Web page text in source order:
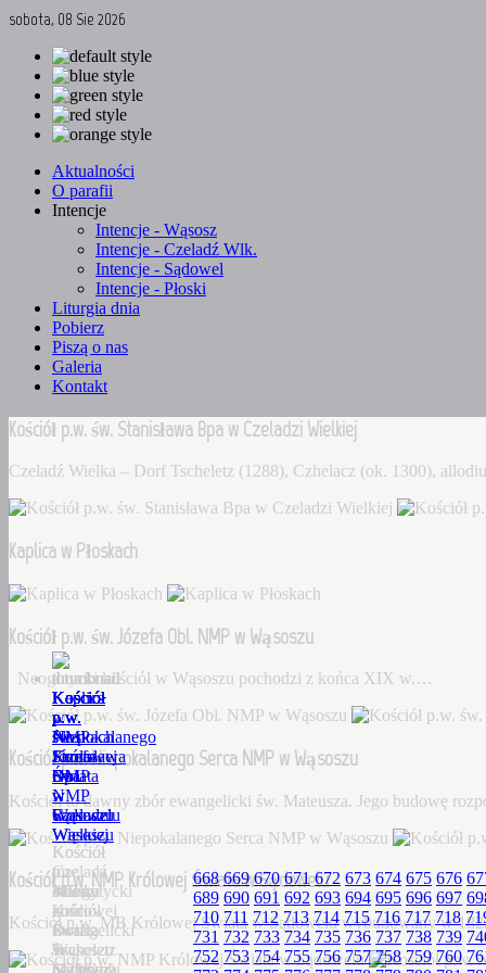
sobota, 08 Sie 2026
Aktualności
O parafii
Intencje
Intencje - Wąsosz
Intencje - Czeladź Wlk.
Intencje - Sądowel
Intencje - Płoski
Liturgia dnia
Pobierz
Piszą o nas
Galeria
Kontakt
Kościół p.w. św. Stanisława Bpa w Czeladzi Wielkiej
Czeladź Wielka – Dorf Tscheletz (1288), Czhelacz (ok. 1300),
Kaplica w Płoskach
Kościół p.w. św. Józefa Obl. NMP w Wąsoszu
Neogotycki kościół w Wąsoszu pochodzi z końca XIX w.…
Kościół p.w. Niepokalanego Serca NMP w Wąsoszu
Kościół to dawny zbór ewangelicki św. Mateusza. Jego budowę
Kościół p.w. NMP Królowej Świata w Sądowelu
Kościół p.w. MB Królowej Świata w Sądowelu wybudowany w
Kościół
p.w.
św.
Stanisława
Bpa
w
Czeladzi
Wielkiej
Czeladź
Wielka
–
Dorf
Tscheletz
(1288),
Kaplica
w
Płoskach
Kościół
p.w.
św.
Józefa
Obl.
NMP
w
Wąsoszu
Neogotycki
kościół
w
Wąsoszu
pochodzi
Kościół
p.w.
Niepokalanego
Serca
NMP
w
Wąsoszu
Kościół
to
dawny
zbór
ewangelicki
św.
Mateusza.
Kościół
p.w.
NMP
Królowej
Świata
w
Sądowelu
Kościół
p.w.
MB
Królowej
Świata
w
Sądowelu
668 669 670 671 672 673 674 675 676
689 690 691 692 693 694 695 696 697
710 711 712 713 714 715 716 717 718
731 732 733 734 735 736 737 738 739
752 753 754 755 756 757 758 759 760